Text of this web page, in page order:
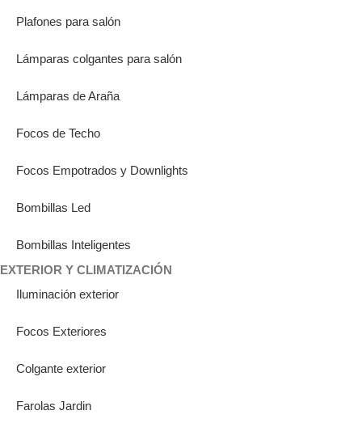
Plafones para salón
Lámparas colgantes para salón
Lámparas de Araña
Focos de Techo
Focos Empotrados y Downlights
Bombillas Led
Bombillas Inteligentes
EXTERIOR Y CLIMATIZACIÓN
Iluminación exterior
Focos Exteriores
Colgante exterior
Farolas Jardin